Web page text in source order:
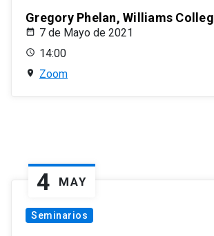
Gregory Phelan, Williams
7 de Mayo de 2021
14:00
Zoom
4 MAY
Seminarios